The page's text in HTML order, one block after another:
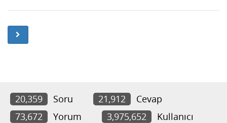
20,359 Soru 21,912
Cevap
73,672
Yorum 3,975,652 Kullanıcı